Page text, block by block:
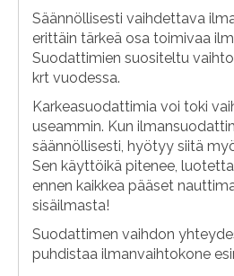
Säännöllisesti vaihdettava
erittäin tärkeä osa toimivaa
Suodattimien suositeltu
krt vuodessa.
Karkeasuodattimia voi toki
useammin. Kun
säännöllisesti, hyötyy siitä
Sen käyttöikä pitenee,
ennen kaikkea pääset
sisäilmasta!
Suodattimen vaihdon
puhdistaa ilmanvaihtokone